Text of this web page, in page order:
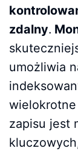
zdalny.
umożliwia
zapisu jest